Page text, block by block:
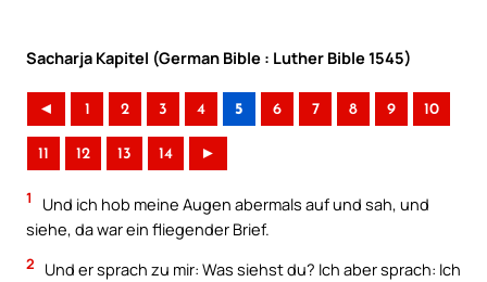
Sacharja Kapitel (German Bible : Luther Bible 1545)
◄ 1 2 3 4 5 6 7 8 9 10
11 12 13 14 ►
1
Und ich hob meine Augen abermals auf und sah, und
siehe, da war ein fliegender Brief.
2
Und er sprach zu mir: Was siehst du? Ich aber sprach: Ich